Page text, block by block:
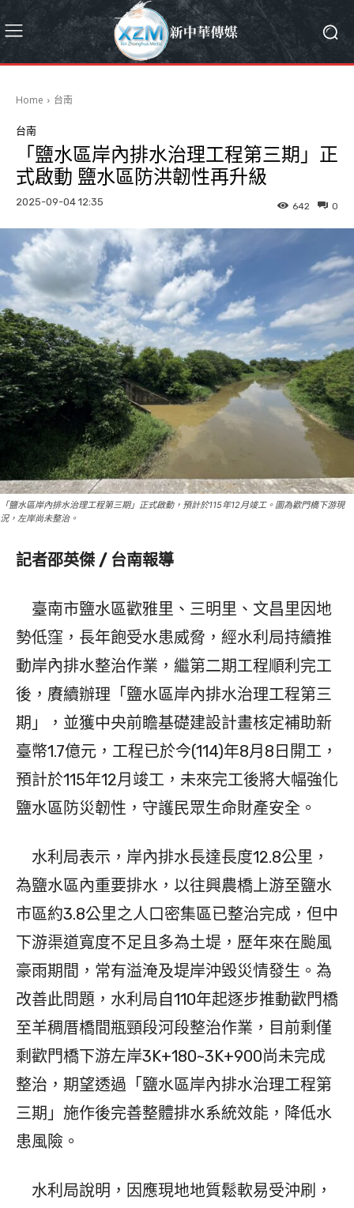
Home 台南
台南
「鹽水區岸內排水治理工程第三期」正
式啟動 鹽水區防洪韌性再升級
2025-09-04 12:35 0
642
「鹽水區岸內排水治理工程第三期」正式啟動，預計於115年12月竣工。圖為歡門橋下游現
況，左岸尚未整治。
記者邵英傑 / 台南報導
臺南市鹽水區歡雅里、三明里、文昌里因地
勢低窪，長年飽受水患威脅，經水利局持續推
動岸內排水整治作業，繼第二期工程順利完工
後，賡續辦理「鹽水區岸內排水治理工程第三
期」，並獲中央前瞻基礎建設計畫核定補助新
臺幣1.7億元，工程已於今(114)年8月8日開工，
預計於115年12月竣工，未來完工後將大幅強化
鹽水區防災韌性，守護民眾生命財產安全。
水利局表示，岸內排水長達長度12.8公里，
為鹽水區內重要排水，以往興農橋上游至鹽水
市區約3.8公里之人口密集區已整治完成，但中
下游渠道寬度不足且多為土堤，歷年來在颱風
豪雨期間，常有溢淹及堤岸沖毀災情發生。為
改善此問題，水利局自110年起逐步推動歡門橋
至羊稠厝橋間瓶頸段河段整治作業，目前剩僅
剩歡門橋下游左岸3K+180~3K+900尚未完成
整治，期望透過「鹽水區岸內排水治理工程第
三期」施作後完善整體排水系統效能，降低水
患風險。
水利局說明，因應現地地質鬆軟易受沖刷，